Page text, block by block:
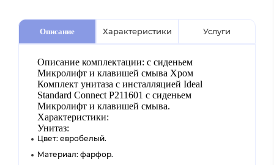
Описание Характеристики Услуги
Описание комплектации: с сиденьем
Микролифт и клавишей смыва Хром
Комплект унитаза с инсталляцией Ideal
Standard Connect P211601 с сиденьем
Микролифт и клавишей смыва.
Характеристики:
Унитаз:
Цвет: евробелый.
Материал: фарфор.